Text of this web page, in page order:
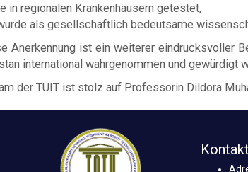
in regionalen Krankenhäusern getestet,
als gesellschaftlich bedeutsame
Anerkennung ist ein weiterer eindrucksvoller
international wahrgenommen und gewürdigt
der TUIT ist stolz auf Professorin Dildora